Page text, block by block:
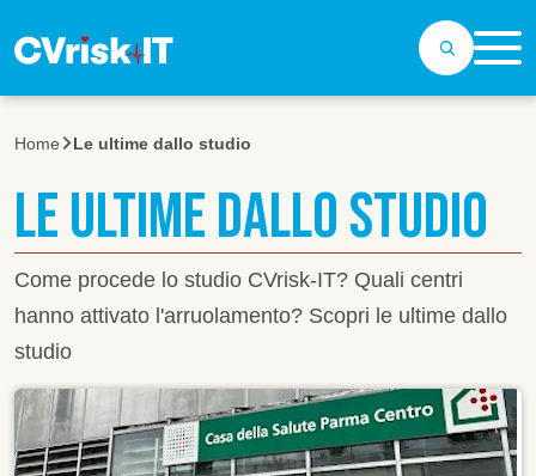
Home Le ultime dallo studio
LE ULTIME DALLO STUDIO
Come procede lo studio CVrisk-IT? Quali centri
hanno attivato l'arruolamento? Scopri le ultime dallo
studio